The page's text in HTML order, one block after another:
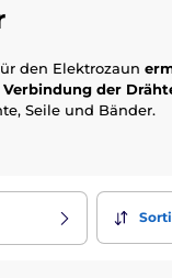
den Elektrozaun
der
Seile und Bänder.